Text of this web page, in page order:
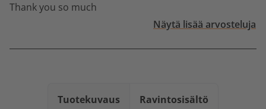
Thank you so much
Näytä lisää arvosteluja
Tuotekuvaus Ravintosisältö